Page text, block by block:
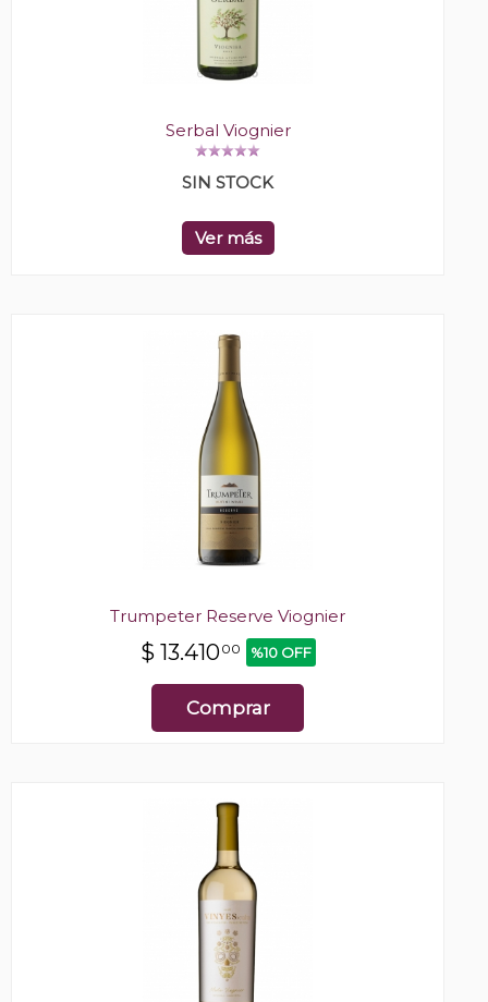
Serbal Viognier
SIN STOCK
Ver más
Trumpeter Reserve Viognier
$ 13.41000 %10 OFF
Comprar